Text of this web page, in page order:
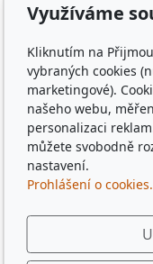
Týn, obec Bělá
město Liberec,
tácky, pohádkové
sběratelské
po 10 letech,
střední, sraz
pamětihodnost,
Rome , Paris,
Využíváme
Kliknutím na
vybraných cookies
marketingové).
našeho webu,
personalizaci
můžete svobodně
nastavení.
Prohlášení o cookies.